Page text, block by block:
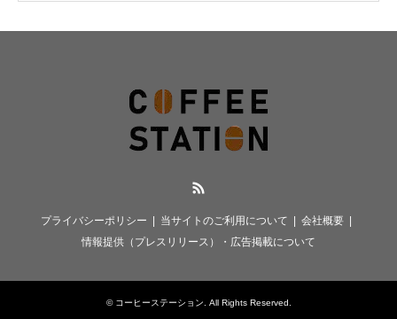
プライバシーポリシー 当サイトのご利用について
会社概要
情報提供（プレスリリース）・広告掲載について
© コーヒーステーション . All Rights Reserved.